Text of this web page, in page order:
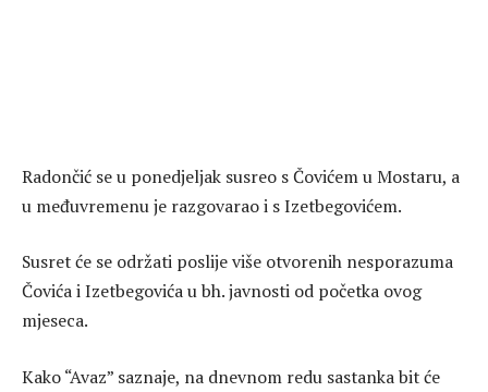
Radončić se u ponedjeljak susreo s Čovićem u Mostaru, a
u međuvremenu je razgovarao i s Izetbegovićem.
Susret će se održati poslije više otvorenih nesporazuma
Čovića i Izetbegovića u bh. javnosti od početka ovog
mjeseca.
Kako “Avaz” saznaje, na dnevnom redu sastanka bit će